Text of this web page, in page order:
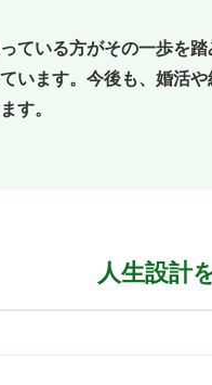
いる方がその一歩を踏
います。今後も、婚活
す。
人生設計